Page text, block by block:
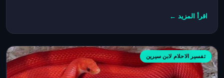
اقرأ المزيد ←
تفسير الاحلام لابن سيرين